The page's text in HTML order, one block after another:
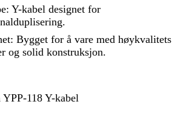
Y-kabel designet for
Bygget for å vare med høykvalitets
og solid konstruksjon.
YPP-118 Y-kabel